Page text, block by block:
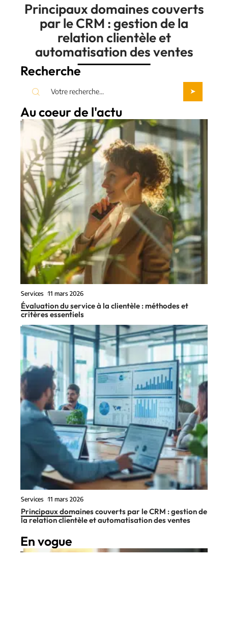
Principaux domaines couverts
par le CRM : gestion de la
relation clientèle et
automatisation des ventes
Recherche
Au coeur de l'actu
Services 11 mars 2026
Évaluation du service à la clientèle : méthodes et
critères essentiels
Services 11 mars 2026
Principaux domaines couverts par le CRM : gestion de
la relation clientèle et automatisation des ventes
En vogue